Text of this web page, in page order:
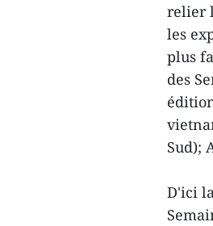
relier
les
plus
des
Sud);
D'ici